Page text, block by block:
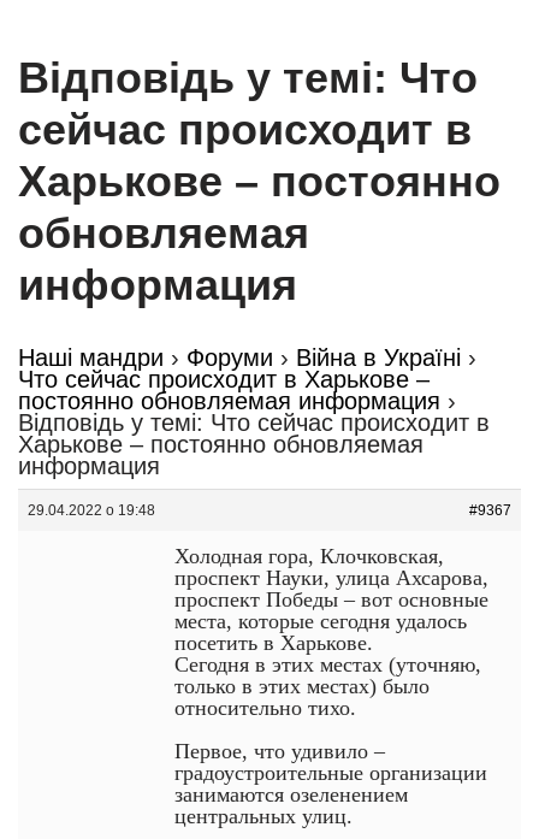
Відповідь у темі: Что
сейчас происходит в
Харькове – постоянно
обновляемая
информация
Наші мандри › Форуми › Війна в Україні ›
Что сейчас происходит в Харькове –
постоянно обновляемая информация ›
Відповідь у темі: Что сейчас происходит в
Харькове – постоянно обновляемая
информация
29.04.2022 о 19:48 #9367
Холодная гора, Клочковская,
проспект Науки, улица Ахсарова,
проспект Победы – вот основные
места, которые сегодня удалось
посетить в Харькове.
Сегодня в этих местах (уточняю,
только в этих местах) было
относительно тихо.
Первое, что удивило –
градоустроительные организации
занимаются озеленением
центральных улиц.